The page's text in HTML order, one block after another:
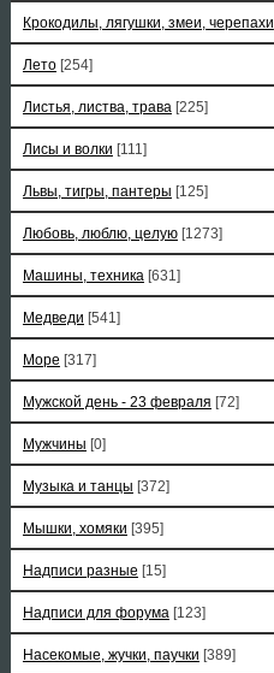
Крокодилы, лягушки, змеи, черепахи
Лето [254]
Листья, листва, трава [225]
Лисы и волки [111]
Львы, тигры, пантеры [125]
Любовь, люблю, целую [1273]
Машины, техника [631]
Медведи [541]
Море [317]
Мужской день - 23 февраля [72]
Мужчины [0]
Музыка и танцы [372]
Мышки, хомяки [395]
Надписи разные [15]
Надписи для форума [123]
Насекомые, жучки, паучки [389]